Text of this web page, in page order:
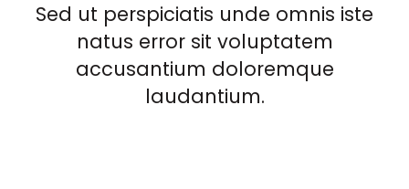
Sed ut perspiciatis unde omnis iste
natus error sit voluptatem
accusantium doloremque
laudantium.